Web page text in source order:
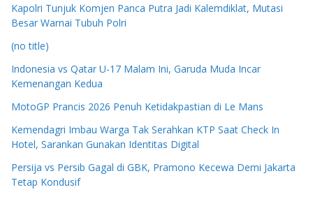
Kapolri Tunjuk Komjen Panca Putra Jadi Kalemdiklat, Mutasi
Besar Warnai Tubuh Polri
(no title)
Indonesia vs Qatar U-17 Malam Ini, Garuda Muda Incar
Kemenangan Kedua
MotoGP Prancis 2026 Penuh Ketidakpastian di Le Mans
Kemendagri Imbau Warga Tak Serahkan KTP Saat Check In
Hotel, Sarankan Gunakan Identitas Digital
Persija vs Persib Gagal di GBK, Pramono Kecewa Demi Jakarta
Tetap Kondusif